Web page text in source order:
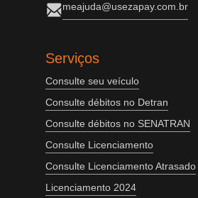
meajuda@usezapay.com.br
Serviços
Consulte seu veículo
Consulte débitos no Detran
Consulte débitos no SENATRAN
Consulte Licenciamento
Consulte Licenciamento Atrasado
Licenciamento 2024